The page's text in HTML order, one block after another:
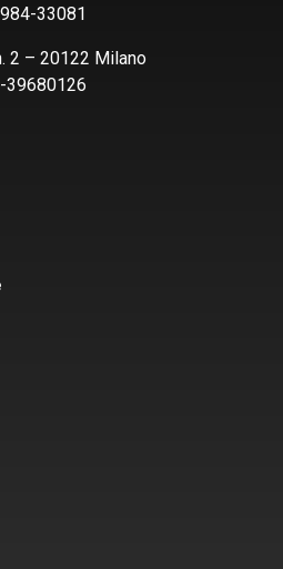
33081
2 – 20122 Milano
39680126